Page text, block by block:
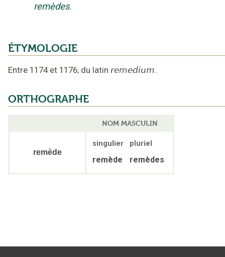
remèdes.
ÉTYMOLOGIE
Entre 1174 et 1176; du latin remedium.
ORTHOGRAPHE
NOM MASCULIN
remède
singulier pluriel
remède remèdes